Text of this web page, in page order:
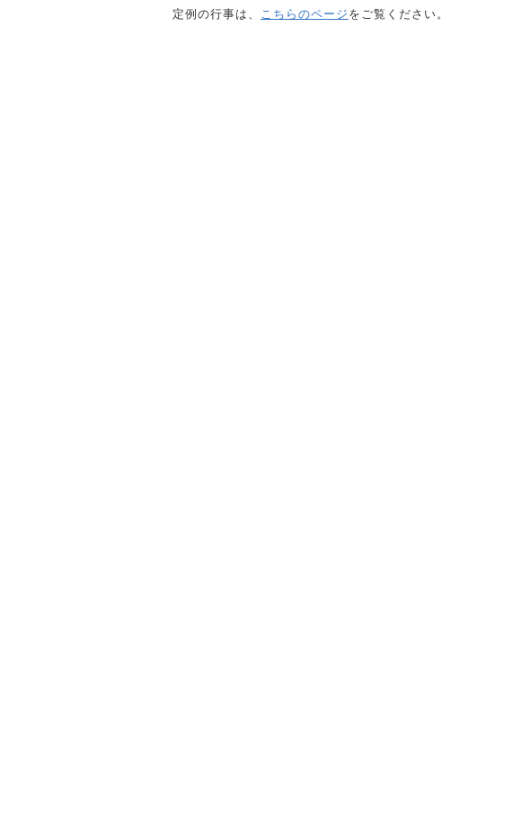
定例の行事は、 こちらのページ をご覧ください。